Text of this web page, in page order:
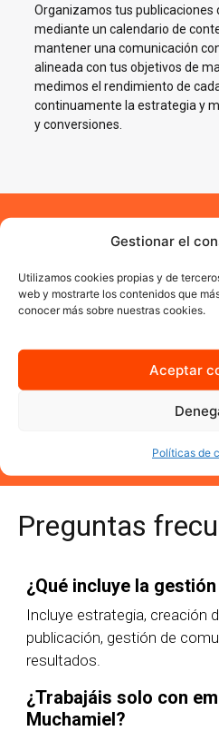
Gestionar el
Utilizamos cookies propias y de
web y mostrarte los contenidos que
conocer más sobre nuestras cookies.
Aceptar
Políticas de
Organizamos tus
mediante un calendario de
mantener una comunicación
alineada con tus objetivos de
medimos el rendimiento de
continuamente la estrategia y
y conversiones.
Impulsamos
Redes
Muchamiel
estrategias reales, cercanas y
Quiero más
Preguntas
¿Qué incluye la
Incluye estrategia, creación
publicación, gestión de
resultados.
¿Trabajáis solo con
Muchamiel?